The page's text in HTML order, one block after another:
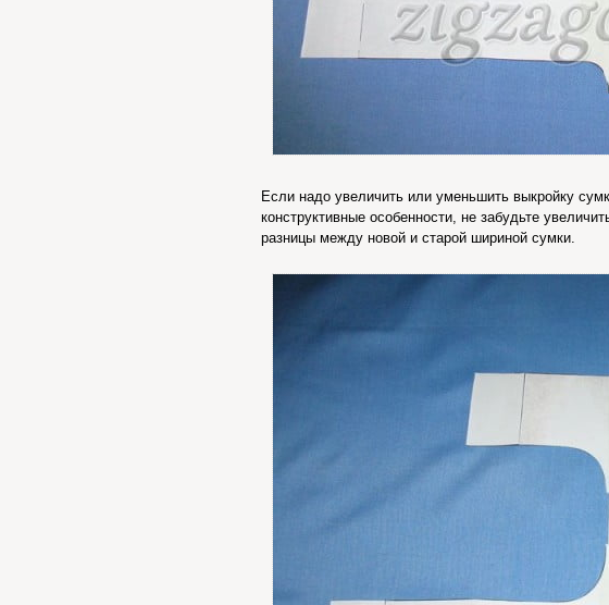
Если надо увеличить или уменьшить выкройку
конструктивные особенности, не забудьте
разницы между новой и старой шириной сумки.